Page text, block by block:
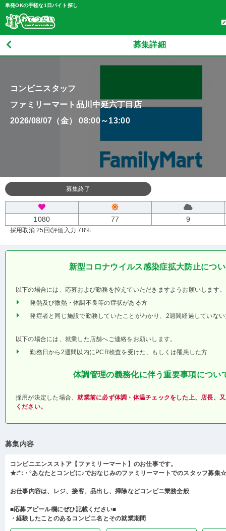
単発OKの手軽な1日バイト探し
募集詳細
コンビニスタッフ
ファミリーマート品川中延六丁目店
2026/08/07（金） 08:00～13:00
募集終了
1080 77 9
採用取消 25回/評価入力 78%
新型コロナウイルス感染症拡大防止につ
以下の場合には、応募および勤務を控えていただきますようお願いします。
発熱及び微熱・体調不良等の症状がある方
発症者と同じ施設で勤務していたことがわかり、2週間経過していな
以下の場合には、就業した店舗へご連絡をお願いします。
勤務日から2週間以内にPCR検査を受けた、もしくは罹患した方
体調管理の義務化に伴う重要事項につい
採用が決定した場合、就業前に必ず体調・体温チェックをした上、店長、
ください。
募集内容
コンビニエンスストア【ファミリーマート】のお仕事です。
★:*:・°あなたとコンビに♪でおなじみのファミリーマートでのスタッフ募集
お仕事内容は、レジ、接客、品出し、掃除などコンビニ業務全般
■応募アピール欄にぜひ記載ください■
・経験したことのあるコンビニ名とその就業期間